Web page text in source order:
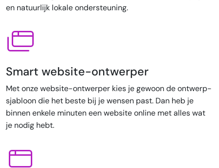
en natuurlijk lokale ondersteuning.
Smart website-ontwerper
Met onze website-ontwerper kies je gewoon de ontwerp-
sjabloon die het beste bij je wensen past. Dan heb je
binnen enkele minuten een website online met alles wat
je nodig hebt.